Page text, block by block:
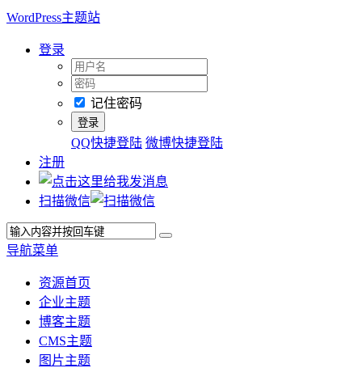
WordPress主题站
登录
记住密码
QQ快捷登陆 微博快捷登陆
注册
扫描微信
导航菜单
资源首页
企业主题
博客主题
CMS主题
图片主题